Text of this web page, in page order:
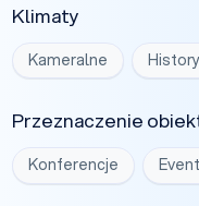
Klimaty
Kameralne
Przeznaczenie
Konferencje